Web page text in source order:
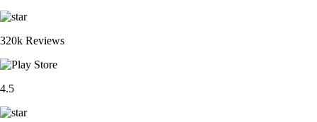
320k Reviews
4.5